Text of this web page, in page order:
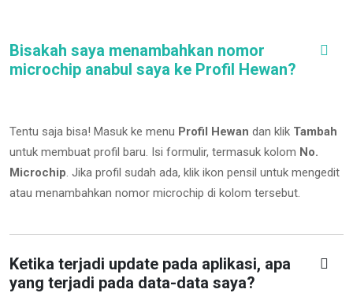
Bisakah saya menambahkan nomor
microchip anabul saya ke Profil Hewan?
Tentu saja bisa! Masuk ke menu Profil Hewan dan klik Tambah
untuk membuat profil baru. Isi formulir, termasuk kolom No.
Microchip. Jika profil sudah ada, klik ikon pensil untuk mengedit
atau menambahkan nomor microchip di kolom tersebut.
Ketika terjadi update pada aplikasi, apa
yang terjadi pada data-data saya?